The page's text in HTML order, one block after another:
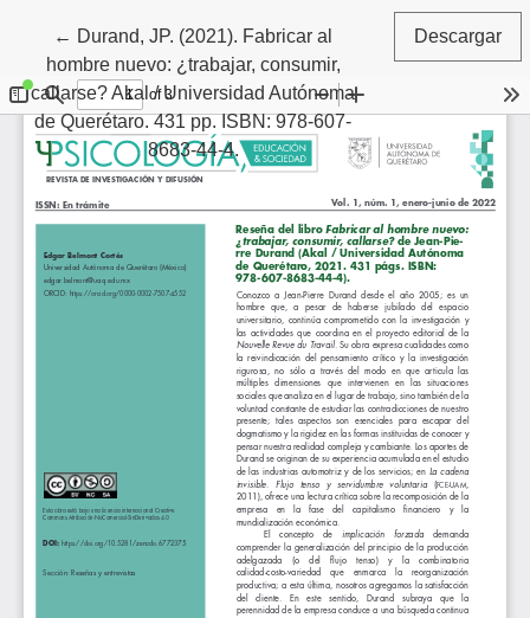
← Volver a los detalles del artículo
Durand, JP. (2021). Fabricar al
hombre nuevo: ¿trabajar, consumir,
callarse? Akal / Universidad Autónoma
de Querétaro. 431 pp. ISBN: 978-607-
8683-44-4.
Descargar